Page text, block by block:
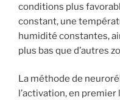
conditions plus
constant, une
humidité constantes,
plus bas que d’autres
La méthode de
l’activation, en